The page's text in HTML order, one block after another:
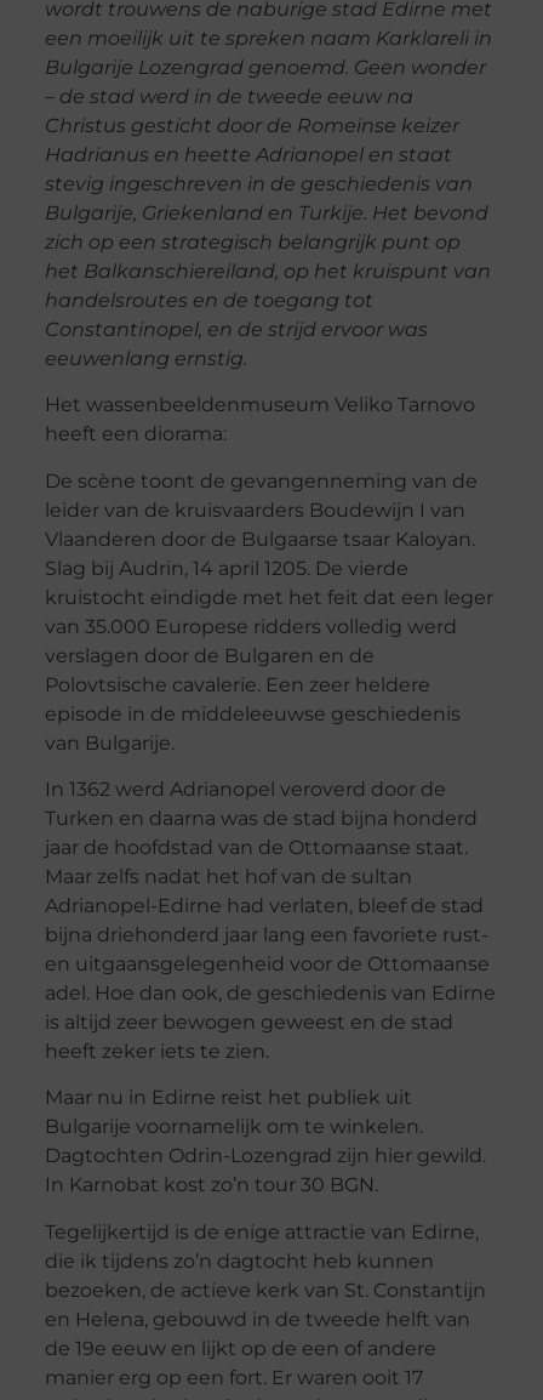
wordt trouwens de naburige stad Edirne met
een moeilijk uit te spreken naam Karklareli in
Bulgarije Lozengrad genoemd. Geen wonder
– de stad werd in de tweede eeuw na
Christus gesticht door de Romeinse keizer
Hadrianus en heette Adrianopel en staat
stevig ingeschreven in de geschiedenis van
Bulgarije, Griekenland en Turkije. Het bevond
zich op een strategisch belangrijk punt op
het Balkanschiereiland, op het kruispunt van
handelsroutes en de toegang tot
Constantinopel, en de strijd ervoor was
eeuwenlang ernstig.
Het wassenbeeldenmuseum Veliko Tarnovo
heeft een diorama:
De scène toont de gevangenneming van de
leider van de kruisvaarders Boudewijn I van
Vlaanderen door de Bulgaarse tsaar Kaloyan.
Slag bij Audrin, 14 april 1205. De vierde
kruistocht eindigde met het feit dat een leger
van 35.000 Europese ridders volledig werd
verslagen door de Bulgaren en de
Polovtsische cavalerie. Een zeer heldere
episode in de middeleeuwse geschiedenis
van Bulgarije.
In 1362 werd Adrianopel veroverd door de
Turken en daarna was de stad bijna honderd
jaar de hoofdstad van de Ottomaanse staat.
Maar zelfs nadat het hof van de sultan
Adrianopel-Edirne had verlaten, bleef de stad
bijna driehonderd jaar lang een favoriete rust-
en uitgaansgelegenheid voor de Ottomaanse
adel. Hoe dan ook, de geschiedenis van Edirne
is altijd zeer bewogen geweest en de stad
heeft zeker iets te zien.
Maar nu in Edirne reist het publiek uit
Bulgarije voornamelijk om te winkelen.
Dagtochten Odrin-Lozengrad zijn hier gewild.
In Karnobat kost zo’n tour 30 BGN.
Tegelijkertijd is de enige attractie van Edirne,
die ik tijdens zo’n dagtocht heb kunnen
bezoeken, de actieve kerk van St. Constantijn
en Helena, gebouwd in de tweede helft van
de 19e eeuw en lijkt op de een of andere
manier erg op een fort. Er waren ooit 17